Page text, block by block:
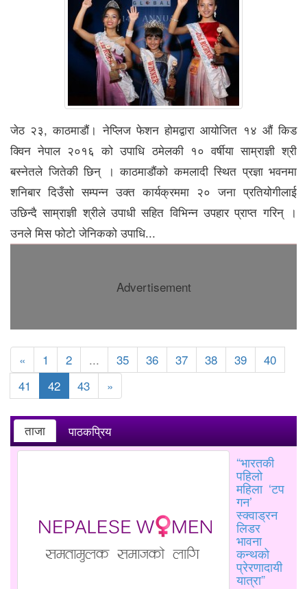
जेठ २३, काठमाडौं। नेप्लिज फेशन होमद्वारा आयोजित १४ औं किड
क्विन नेपाल २०१६ को उपाधि ठमेलकी १० वर्षीया साम्राज्ञी श्री
बस्नेतले जितेकी छिन् । काठमाडौंको कमलादी स्थित प्रज्ञा भवनमा
शनिबार दिउँसो सम्पन्न उक्त कार्यक्रममा २० जना प्रतियोगीलाई
उछिन्दै साम्राज्ञी श्रीले उपाधी सहित विभिन्न उपहार प्राप्त गरिन् ।
उनले मिस फोटो जेनिकको उपाधि...
Advertisement
« 1 2 ... 35 36 37 38 39
40
41
42 43 »
ताजा पाठकप्रिय
“भारतकी
पहिलो
महिला ‘टप
गन’
स्क्वाड्रन
लिडर
भावना
कन्थको
प्रेरणादायी
यात्रा”